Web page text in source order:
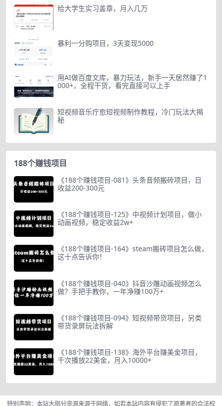
给大学生实习盖章，月入几万
暴利一分购项目，3天变现5000
用AI做百度文库，暴力玩法，新手一天居然赚了1
000+，全程干货，看完直接可以上手
短视频音乐疗愈短视频制作教程，冷门玩法大揭
秘
188个赚钱项目
《188个赚钱项目-081》头条音频搬砖项目，日
收益200-300元
《188个赚钱项目-125》中视频计划项目，做小
动画视频，稳定收益2w+
《188个赚钱项目-164》steam搬砖项目怎么做，
这十点告诉你！
《188个赚钱项目-040》抖音沙雕动画视频怎么
做？手把手教你，一年净赚100万+
《188个赚钱项目-094》短视频带货项目，另类
带货录屏玩法拆解
《188个赚钱项目-138》海外平台赚美金项目，
千次播放22美金，月入10000+
特别声明：本站大部分资源来源于网络，如若本站内容有侵犯了原著者的合法权